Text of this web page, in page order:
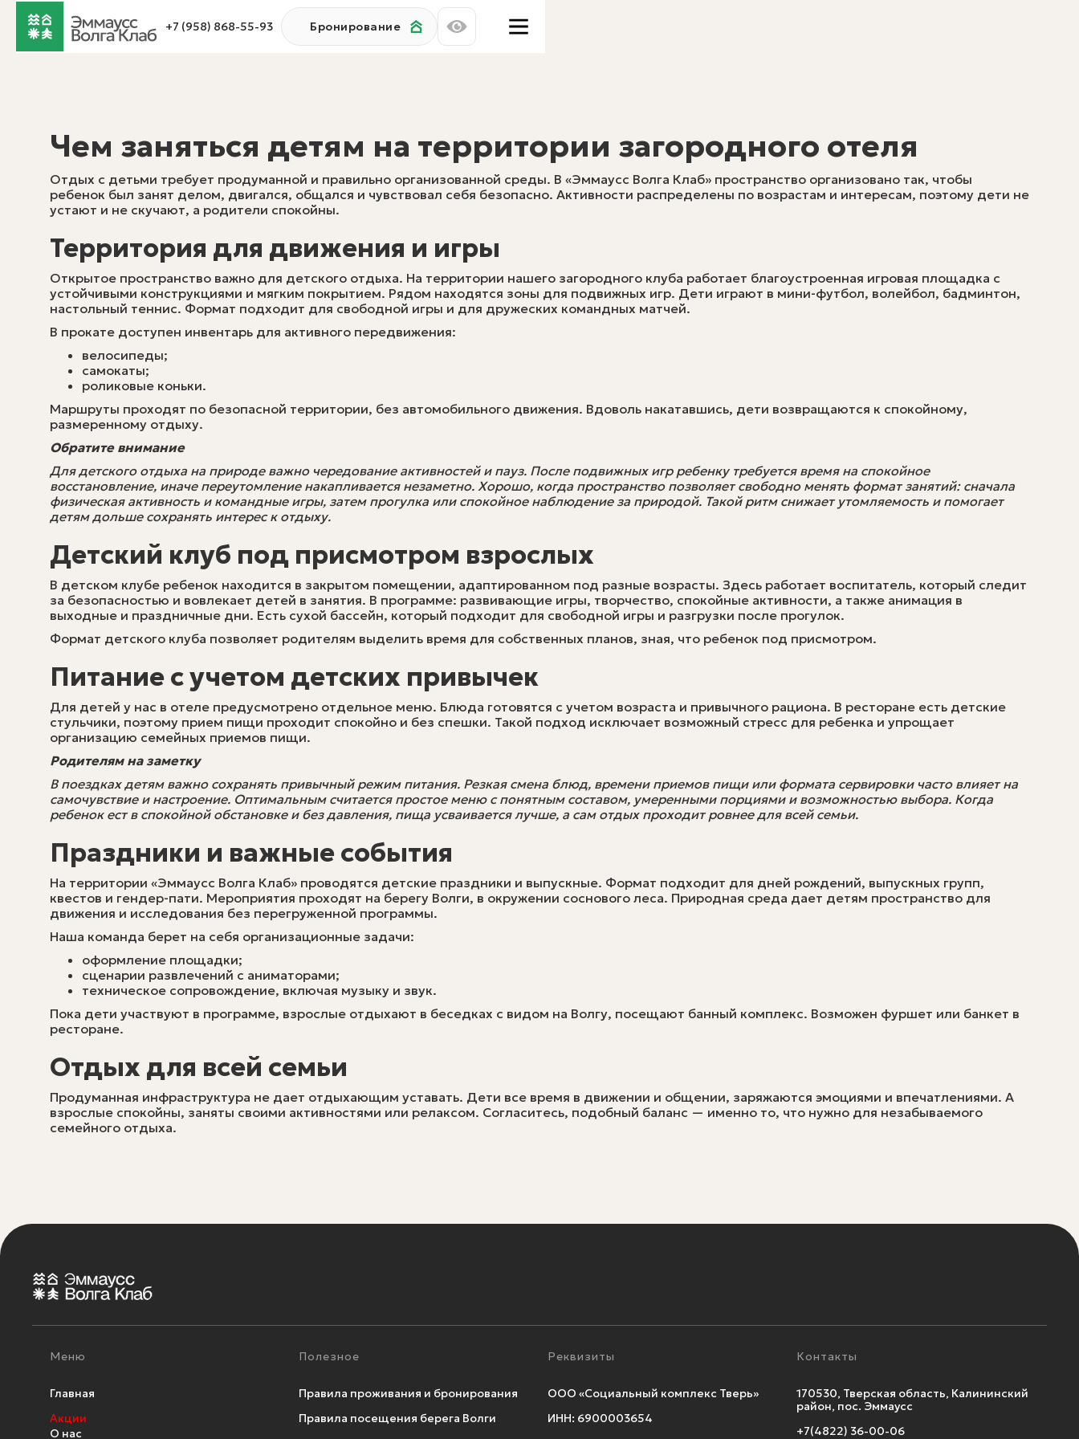
+7 (958) 868-55-93 Бронирование
Чем заняться детям на территории загородного отеля
Отдых с детьми требует продуманной и правильно организованной среды. В «Эммаусс Волга Клаб» пространство организовано так, чтобы
ребенок был занят делом, двигался, общался и чувствовал себя безопасно. Активности распределены по возрастам и интересам, поэтому дети не
устают и не скучают, а родители спокойны.
Территория для движения и игры
Открытое пространство важно для детского отдыха. На территории нашего загородного клуба работает благоустроенная игровая площадка с
устойчивыми конструкциями и мягким покрытием. Рядом находятся зоны для подвижных игр. Дети играют в мини-футбол, волейбол, бадминтон,
настольный теннис. Формат подходит для свободной игры и для дружеских командных матчей.
В прокате доступен инвентарь для активного передвижения:
велосипеды;
самокаты;
роликовые коньки.
Маршруты проходят по безопасной территории, без автомобильного движения. Вдоволь накатавшись, дети возвращаются к спокойному,
размеренному отдыху.
Обратите внимание
Для детского отдыха на природе важно чередование активностей и пауз. После подвижных игр ребенку требуется время на спокойное
восстановление, иначе переутомление накапливается незаметно. Хорошо, когда пространство позволяет свободно менять формат занятий: сначала
физическая активность и командные игры, затем прогулка или спокойное наблюдение за природой. Такой ритм снижает утомляемость и помогает
детям дольше сохранять интерес к отдыху.
Детский клуб под присмотром взрослых
В детском клубе ребенок находится в закрытом помещении, адаптированном под разные возрасты. Здесь работает воспитатель, который следит
за безопасностью и вовлекает детей в занятия. В программе: развивающие игры, творчество, спокойные активности, а также анимация в
выходные и праздничные дни. Есть сухой бассейн, который подходит для свободной игры и разгрузки после прогулок.
Формат детского клуба позволяет родителям выделить время для собственных планов, зная, что ребенок под присмотром.
Питание с учетом детских привычек
Для детей у нас в отеле предусмотрено отдельное меню. Блюда готовятся с учетом возраста и привычного рациона. В ресторане есть детские
стульчики, поэтому прием пищи проходит спокойно и без спешки. Такой подход исключает возможный стресс для ребенка и упрощает
организацию семейных приемов пищи.
Родителям на заметку
В поездках детям важно сохранять привычный режим питания. Резкая смена блюд, времени приемов пищи или формата сервировки часто влияет на
самочувствие и настроение. Оптимальным считается простое меню с понятным составом, умеренными порциями и возможностью выбора. Когда
ребенок ест в спокойной обстановке и без давления, пища усваивается лучше, а сам отдых проходит ровнее для всей семьи.
Праздники и важные события
На территории «Эммаусс Волга Клаб» проводятся детские праздники и выпускные. Формат подходит для дней рождений, выпускных групп,
квестов и гендер-пати. Мероприятия проходят на берегу Волги, в окружении соснового леса. Природная среда дает детям пространство для
движения и исследования без перегруженной программы.
Наша команда берет на себя организационные задачи:
оформление площадки;
сценарии развлечений с аниматорами;
техническое сопровождение, включая музыку и звук.
Пока дети участвуют в программе, взрослые отдыхают в беседках с видом на Волгу, посещают банный комплекс. Возможен фуршет или банкет в
ресторане.
Отдых для всей семьи
Продуманная инфраструктура не дает отдыхающим уставать. Дети все время в движении и общении, заряжаются эмоциями и впечатлениями. А
взрослые спокойны, заняты своими активностями или релаксом. Согласитесь, подобный баланс — именно то, что нужно для незабываемого
семейного отдыха.
Меню
Главная
Акции
О нас
Полезное
Правила проживания и бронирования
Правила посещения берега Волги
Реквизиты
ООО «Социальный комплекс Тверь»
ИНН: 6900003654
Контакты
170530, Тверская область, Калининский
район, пос. Эммаусс
+7(4822) 36-00-06